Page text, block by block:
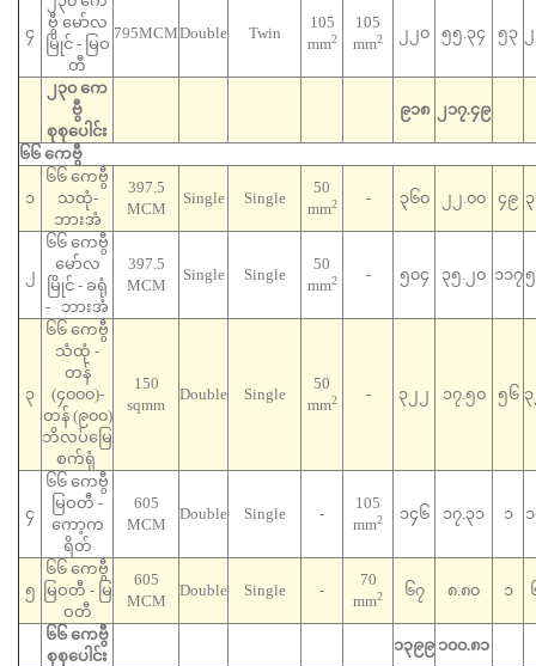
၄
ဗွီ မော်လ
မြိုင် - မြဝ
တီ
795MCMDouble Twin
105
mm2
105
mm2 ၂၂၀ ၅၅.၃၄ ၅၃
၂၃၀ ကေ
ဗွီ
စုစုပေါင်း
၉၁၈ ၂၁၇.၄၉
၆၆ ကေဗွီ
၁
၆၆ ကေဗွီ
သထုံ-
ဘားအံ
397.5
MCM
Single Single
50
mm2 - ၃၆၀ ၂၂.၀၀ ၄၉
၂
၆၆ ကေဗွီ
မော်လ
မြိုင် - ခရုံ
- ဘားအံ
397.5
MCM
Single Single
50
mm2 - ၅၀၄ ၃၅.၂၀ ၁၁၇
၃
၆၆ ကေဗွီ
သံထုံ -
တန်
(၄၀၀၀)-
တန် (၉၀၀)
ဘိလပ်မြေ
စက်ရုံ
150
sqmm
Double Single
50
mm2 - ၃၂၂ ၁၇.၅၀ ၅၆
၄
၆၆ ကေဗွီ
မြဝတီ -
ကော့က
ရိတ်
605
MCM
Double Single -
105
mm2 ၁၄၆ ၁၇.၃၁ ၁
၅
၆၆ ကေဗွီ
မြဝတီ - မြ
ဝတီ
605
MCM
Double Single -
70
mm2 ၆၇ ၈.၈၀ ၁
၆၆ ကေဗွီ
စုစုပေါင်း
၁၃၉၉ ၁၀၀.၈၁